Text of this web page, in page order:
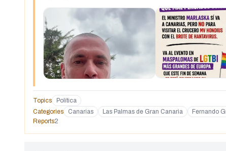
Topics Política
Categories
Canarias Las Palmas de Gran Canaria Fernando
Reports2